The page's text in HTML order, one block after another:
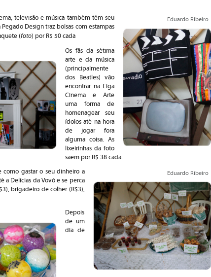
Eduardo Ribeiro
televisão e música também têm seu
Design traz bolsas com estampas
(foto) por R$ 50 cada
Os fãs da sétima
arte e da música
(principalmente
dos Beatles) vão
encontrar na Eiga
Cinema e Arte
uma forma de
homenagear seu
ídolos até na hora
de jogar fora
alguma coisa. As
lixeirinhas da foto
saem por R$ 38 cada.
Eduardo Ribeiro
como gastar o seu dinheiro a
a Delícias da Vovó e se perca
brigadeiro de colher (R$3),
Depois
de um
dia de